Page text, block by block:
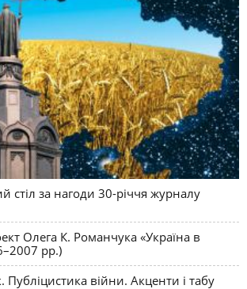
стіл за нагоди 30-річчя журналу
Олега К. Романчука «Україна в
рр.)
війни. Акценти і табу